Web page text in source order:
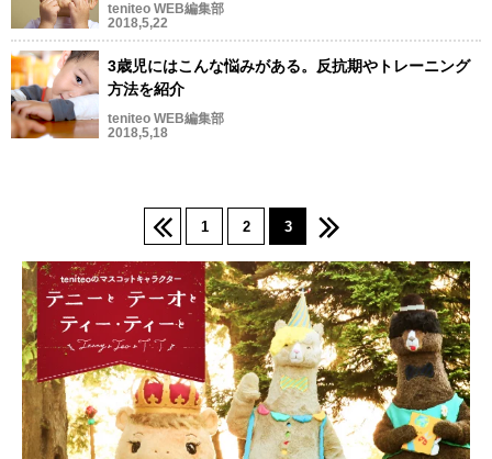
teniteo WEB編集部
2018,5,22
3歳児にはこんな悩みがある。反抗期やトレーニング
方法を紹介
teniteo WEB編集部
2018,5,18
1 2 3